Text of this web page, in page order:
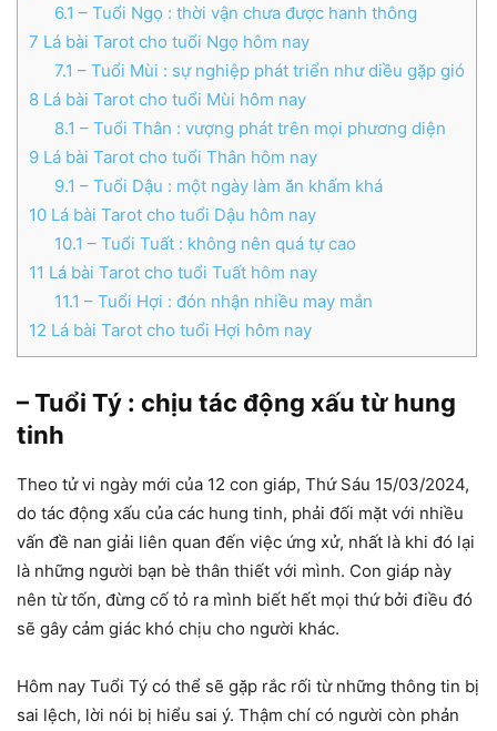
6.1 – Tuổi Ngọ : thời vận chưa được hanh thông
7 Lá bài Tarot cho tuổi Ngọ hôm nay
7.1 – Tuổi Mùi : sự nghiệp phát triển như diều gặp gió
8 Lá bài Tarot cho tuổi Mùi hôm nay
8.1 – Tuổi Thân : vượng phát trên mọi phương diện
9 Lá bài Tarot cho tuổi Thân hôm nay
9.1 – Tuổi Dậu : một ngày làm ăn khấm khá
10 Lá bài Tarot cho tuổi Dậu hôm nay
10.1 – Tuổi Tuất : không nên quá tự cao
11 Lá bài Tarot cho tuổi Tuất hôm nay
11.1 – Tuổi Hợi : đón nhận nhiều may mắn
12 Lá bài Tarot cho tuổi Hợi hôm nay
– Tuổi Tý : chịu tác động xấu từ hung
tinh
Theo tử vi ngày mới của 12 con giáp, Thứ Sáu 15/03/2024,
do tác động xấu của các hung tinh, phải đối mặt với nhiều
vấn đề nan giải liên quan đến việc ứng xử, nhất là khi đó lại
là những người bạn bè thân thiết với mình. Con giáp này
nên từ tốn, đừng cố tỏ ra mình biết hết mọi thứ bởi điều đó
sẽ gây cảm giác khó chịu cho người khác.
Hôm nay Tuổi Tý có thể sẽ gặp rắc rối từ những thông tin bị
sai lệch, lời nói bị hiểu sai ý. Thậm chí có người còn phản